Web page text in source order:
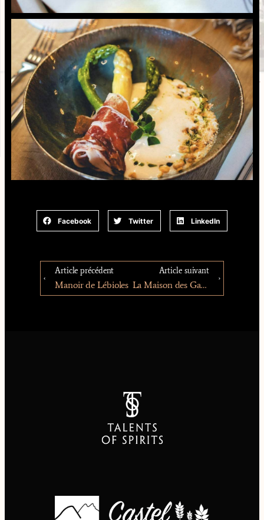
Facebook Twitter LinkedIn
Article précédent
Manoir de Lébioles
Article suivant
La Maison des Gaufres